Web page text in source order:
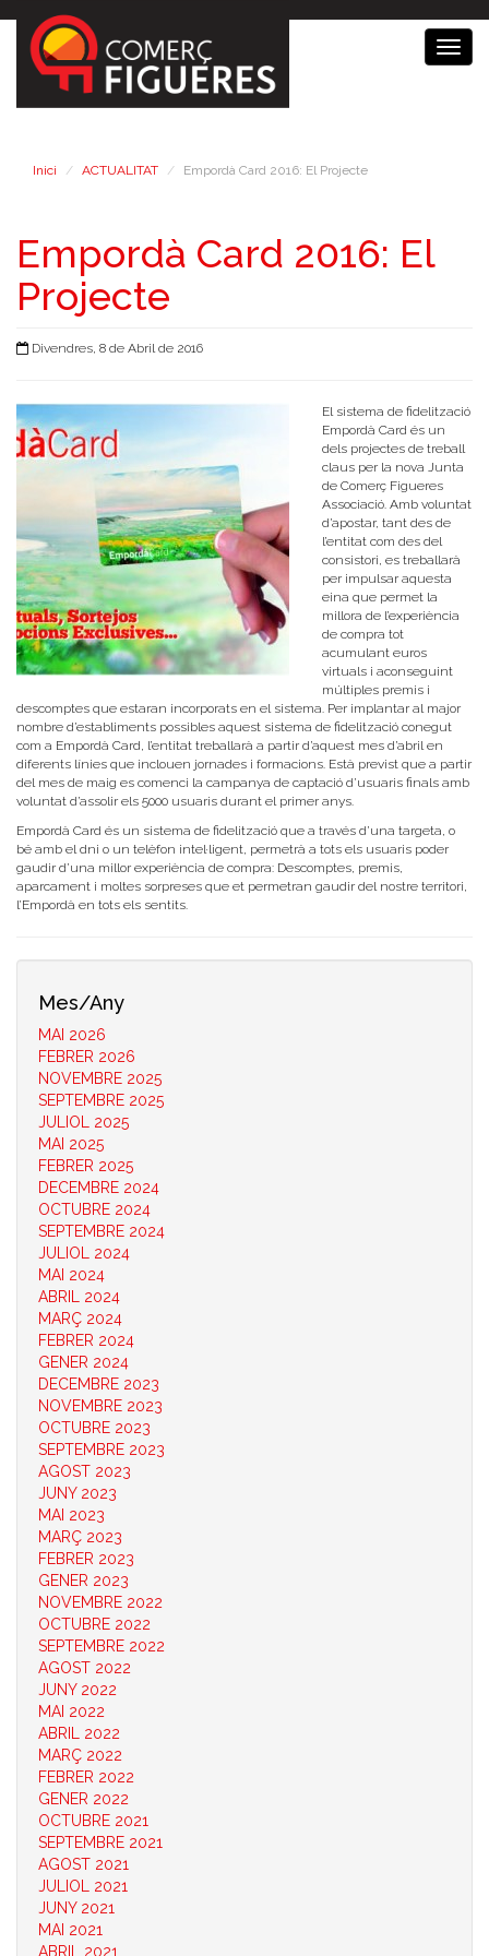
Inici ACTUALITAT Empordà Card 2016: El Projecte
Empordà Card 2016: El
Projecte
Divendres, 8 de Abril de 2016
El sistema de fidelització
Empordà Card és un
dels projectes de treball
claus per la nova Junta
de Comerç Figueres
Associació. Amb voluntat
d’apostar, tant des de
l’entitat com des del
consistori, es treballarà
per impulsar aquesta
eina que permet la
millora de l’experiència
de compra tot
acumulant euros
virtuals i aconseguint
múltiples premis i
descomptes que estaran incorporats en el sistema. Per implantar al major
nombre d’establiments possibles aquest sistema de fidelització conegut
com a Empordà Card, l’entitat treballarà a partir d’aquest mes d’abril en
diferents línies que inclouen jornades i formacions. Està previst que a partir
del mes de maig es comenci la campanya de captació d’usuaris finals amb
voluntat d’assolir els 5000 usuaris durant el primer anys.
Empordà Card és un sistema de fidelització que a través d’una targeta, o
bé amb el dni o un telèfon intel·ligent, permetrà a tots els usuaris poder
gaudir d’una millor experiència de compra: Descomptes, premis,
aparcament i moltes sorpreses que et permetran gaudir del nostre territori,
l’Empordà en tots els sentits.
Mes/Any
MAI 2026
FEBRER 2026
NOVEMBRE 2025
SEPTEMBRE 2025
JULIOL 2025
MAI 2025
FEBRER 2025
DECEMBRE 2024
OCTUBRE 2024
SEPTEMBRE 2024
JULIOL 2024
MAI 2024
ABRIL 2024
MARÇ 2024
FEBRER 2024
GENER 2024
DECEMBRE 2023
NOVEMBRE 2023
OCTUBRE 2023
SEPTEMBRE 2023
AGOST 2023
JUNY 2023
MAI 2023
MARÇ 2023
FEBRER 2023
GENER 2023
NOVEMBRE 2022
OCTUBRE 2022
SEPTEMBRE 2022
AGOST 2022
JUNY 2022
MAI 2022
ABRIL 2022
MARÇ 2022
FEBRER 2022
GENER 2022
OCTUBRE 2021
SEPTEMBRE 2021
AGOST 2021
JULIOL 2021
JUNY 2021
MAI 2021
ABRIL 2021